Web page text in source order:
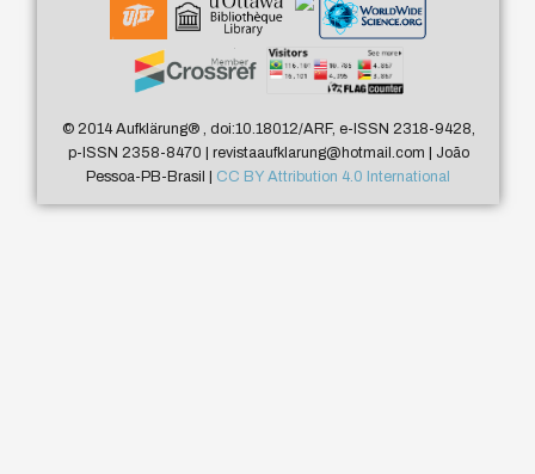
© 2014 Aufklärung®, doi:10.18012/ARF, e-ISSN 2318-9428,
p-ISSN 2358-8470 | revistaaufklarung@hotmail.com | João
Pessoa-PB-Brasil | CC BY Attribution 4.0 International